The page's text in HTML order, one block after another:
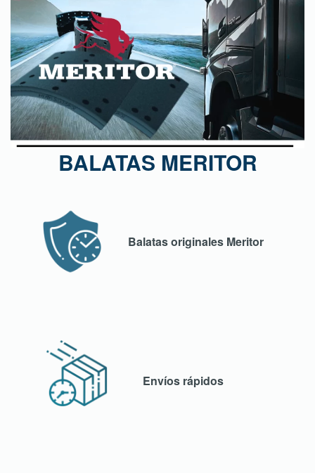
BALATAS MERITOR
Balatas originales Meritor
Envíos rápidos